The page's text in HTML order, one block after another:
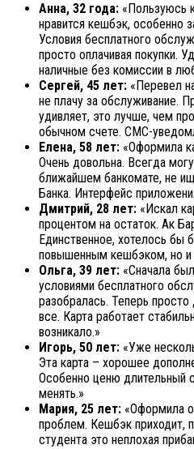
Анна, 32 года: «Пользуюсь
нравится кешбэк, особенно
Условия бесплатного
просто оплачивая покупки.
наличные без комиссии в
Сергей, 45 лет: «Перевел
не плачу за обслуживание.
удивляет, это лучше, чем
обычном счете. СМС-
Елена, 58 лет: «Оформила
Очень довольна. Всегда
ближайшем банкомате, не
Банка. Интерфейс
Дмитрий, 28 лет: «Искал
процентом на остаток. Ак
Единственное, хотелось бы
повышенным кешбэком, но и
Ольга, 39 лет: «Сначала
условиями бесплатного
разобралась. Теперь
все. Карта работает
возникало.»
Игорь, 50 лет: «Уже
Эта карта – хорошее
Особенно ценю длительный
менять.»
Мария, 25 лет: «Оформила
проблем. Кешбэк приходит,
студента это неплохая